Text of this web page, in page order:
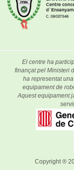
El centre ha
finançat pel Ministeri
ha representat
equipament de
Aquest equipament
Copyright ®